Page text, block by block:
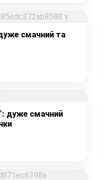
смачний та
дуже смачний